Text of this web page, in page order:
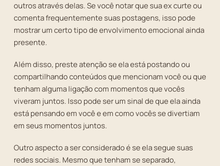
outros através delas. Se você notar que sua ex curte ou
comenta frequentemente suas postagens, isso pode
mostrar um certo tipo de envolvimento emocional ainda
presente.
Além disso, preste atenção se ela está postando ou
compartilhando conteúdos que mencionam você ou que
tenham alguma ligação com momentos que vocês
viveram juntos. Isso pode ser um sinal de que ela ainda
está pensando em você e em como vocês se divertiam
em seus momentos juntos.
Outro aspecto a ser considerado é se ela segue suas
redes sociais. Mesmo que tenham se separado,